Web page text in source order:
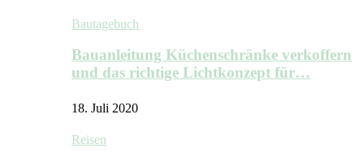
Bautagebuch
Bauanleitung Küchenschränke verkoffern
und das richtige Lichtkonzept für…
18. Juli 2020
Reisen